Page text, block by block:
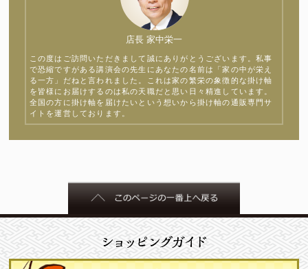
店長 家中栄一
この度はご訪問いただきまして誠にありがとうございます。私事
で恐縮ですがある講演会の先生にあなたの名前は「家の中が栄え
る一方」だねと言われました。これは家の繁栄の象徴的な掛け軸
を皆様にお届けするのは私の天職だと思い日々精進しています。
全国の方に掛け軸を届けたいという想いから掛け軸の通販専門サ
イトを運営しております。